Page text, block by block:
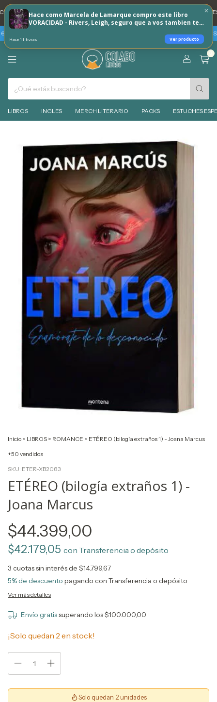
Hace como Marcela de Lamarque compro este libro
VORACIDAD - Rivers, Leigh, seguro que a vos tambien te
Hace 11 horas Ver producto
DNI 20% REINTEGRO TODOS LOS DÍAS 🐶 💳 3 CUOTAS SIN INTERES
SIN INTERES TARJETAS BBVA - VIERNES 7 Y SABADO 8 DE
0
LIBROS INGLES MERCH LITERARIO PACKS ESTUCHES
Inicio > LIBROS > ROMANCE > ETÉREO (bilogía extraños 1) - Joana Marcus
+50 vendidos
SKU: ETER-XB2083
ETÉREO (bilogía extraños 1) -
Joana Marcus
$44.399,00
$42.179,05 con Transferencia o depósito
3 cuotas sin interés de $14.799,67
5% de descuento pagando con Transferencia o depósito
Ver más detalles
Envío gratissuperando los$100.000,00
¡Solo quedan 2 en stock!
Solo quedan 2 unidades